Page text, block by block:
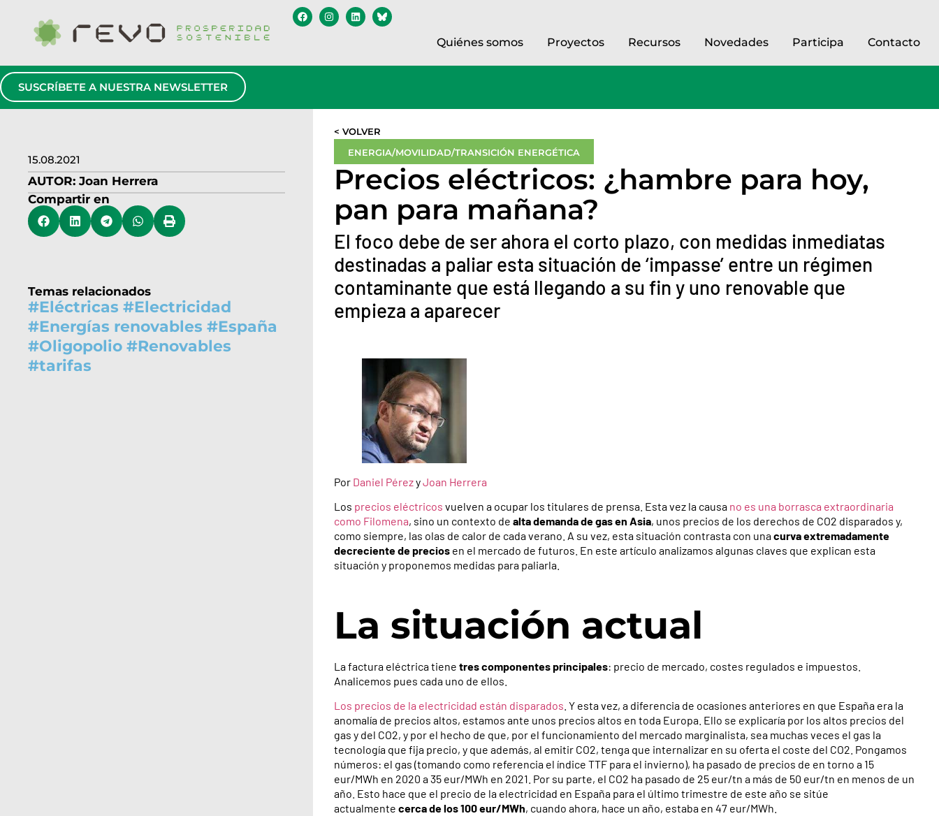
Quiénes somos Proyectos Recursos Novedades Participa Contacto
SUSCRÍBETE A NUESTRA NEWSLETTER
15.08.2021
AUTOR: Joan Herrera
Compartir en
Temas relacionados
#Eléctricas #Electricidad
#Energías renovables #España
#Oligopolio #Renovables
#tarifas
< VOLVER
ENERGIA/MOVILIDAD/TRANSICIÓN ENERGÉTICA
Precios eléctricos: ¿hambre para hoy,
pan para mañana?
El foco debe de ser ahora el corto plazo, con medidas inmediatas
destinadas a paliar esta situación de ‘impasse’ entre un régimen
contaminante que está llegando a su fin y uno renovable que
empieza a aparecer
Por Daniel PérezyJoan Herrera
Los precios eléctricos vuelven a ocupar los titulares de prensa. Esta vez la causa no es una borrasca extraordinaria
como Filomena, sino un contexto de alta demanda de gas en Asia, unos precios de los derechos de CO2 disparados y,
como siempre, las olas de calor de cada verano. A su vez, esta situación contrasta con unacurva extremadamente
decreciente de preciosen el mercado de futuros. En este artículo analizamos algunas claves que explican esta
situación y proponemos medidas para paliarla.
La situación actual
La factura eléctrica tiene tres componentes principales: precio de mercado, costes regulados e impuestos.
Analicemos pues cada uno de ellos.
Los precios de la electricidad están disparados . Y esta vez, a diferencia de ocasiones anteriores en que España era la
anomalía de precios altos, estamos ante unos precios altos en toda Europa. Ello se explicaría por los altos precios del
gas y del CO2, y por el hecho de que, por el funcionamiento del mercado marginalista, sea muchas veces el gas la
tecnología que fija precio, y que además, al emitir CO2, tenga que internalizar en su oferta el coste del CO2. Pongamos
números: el gas (tomando como referencia el índice TTF para el invierno), ha pasado de precios de en torno a 15
eur/MWh en 2020 a 35 eur/MWh en 2021. Por su parte, el CO2 ha pasado de 25 eur/tn a más de 50 eur/tn en menos de un
año. Esto hace que el precio de la electricidad en España para el último trimestre de este año se sitúe
actualmente cerca de los 100 eur/MWh, cuando ahora, hace un año, estaba en 47 eur/MWh.